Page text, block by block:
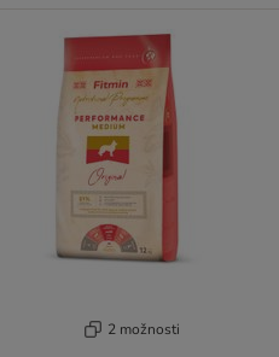
2 možnosti